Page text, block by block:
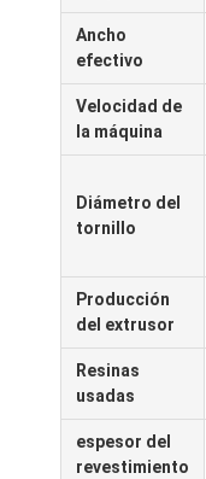
Control de calidad
Éntrenos en
Noticias
Máquina de
Máquina que
máquina que
máquina
Máquina de la
Ancho
efectivo
Velocidad de
la máquina
Diámetro del
tornillo
Producción
del extrusor
Resinas
usadas
espesor del
revestimiento